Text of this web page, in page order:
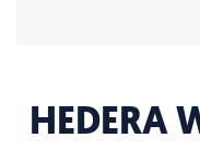
HEDERA